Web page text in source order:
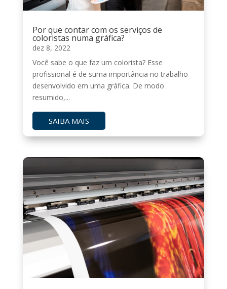
Por que contar com os serviços de
coloristas numa gráfica?
dez 8, 2022
Você sabe o que faz um colorista? Esse
profissional é de suma importância no trabalho
desenvolvido em uma gráfica. De modo
resumido,...
SAIBA MAIS